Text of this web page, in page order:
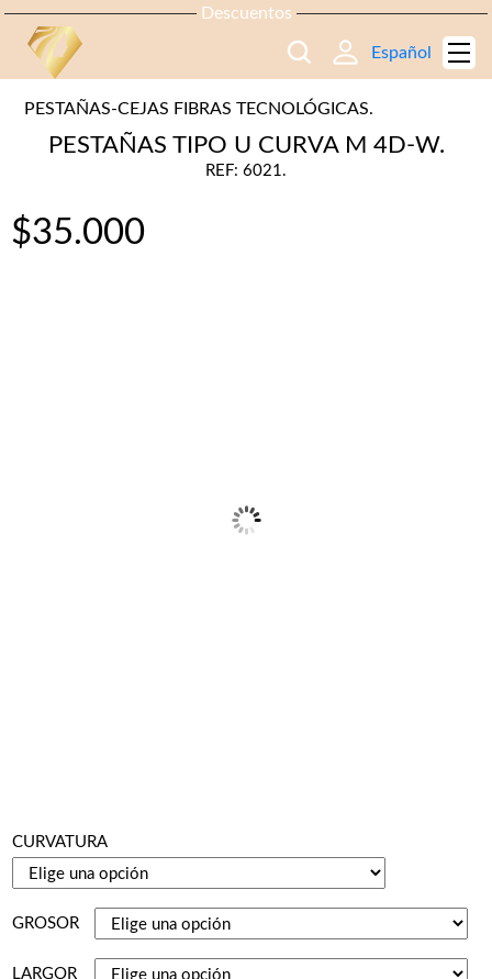
Descuentos
Español
PESTAÑAS-CEJAS FIBRAS TECNOLÓGICAS.
PESTAÑAS TIPO U CURVA M 4D-W.
REF: 6021.
$35.000
CURVATURA
GROSOR
LARGOR